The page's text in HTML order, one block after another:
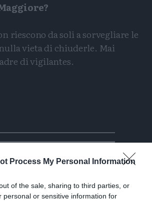
Process My Personal Information
of the sale, sharing to third parties, or
personal or sensitive information for
riescono da soli a sorvegliare le
vieta di chiuderle. Mai
di vigilantes.